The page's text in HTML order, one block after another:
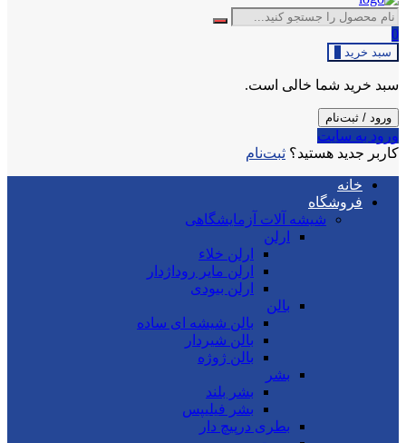
0
سبد خرید
سبد خرید شما خالی است.
ورود / ثبت‌نام
ورود به سایت
کاربر جدید هستید؟ ثبت‌نام
خانه
فروشگاه
شیشه آلات آزمایشگاهی
ارلن
ارلن خلاء
ارلن مایر روداژدار
ارلن بیودی
بالن
بالن شیشه ای ساده
بالن شیردار
بالن ژوژه
بشر
بشر بلند
بشر فیلیپس
بطری درپیچ دار